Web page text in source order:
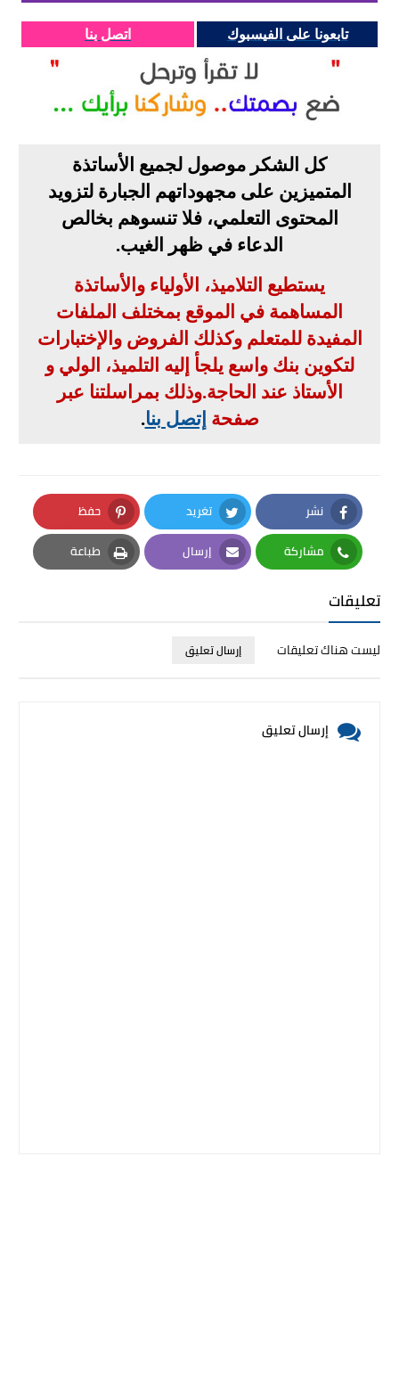
تابعونا على الفيسبوك اتصل بنا
كل الشكر موصول لجميع الأساتذة
المتميزين على مجهوداتهم الجبارة لتزويد
المحتوى التعلمي، فلا تنسوهم بخالص
الدعاء في ظهر الغيب.
يستطيع التلاميذ، الأولياء والأساتذة
المساهمة في الموقع بمختلف الملفات
المفيدة للمتعلم وكذلك الفروض والإختبارات
لتكوين بنك واسع يلجأ إليه التلميذ، الولي و
الأستاذ عند الحاجة.وذلك بمراسلتنا عبر
صفحة إتصل بنا.
نشر
Facebook
تغريد
Twitter
حفظ
Pinterest
مشاركة
Whatsapp
إرسال
Email
طباعة
Print
تعليقات
ليست هناك تعليقات إرسال تعليق
إرسال تعليق